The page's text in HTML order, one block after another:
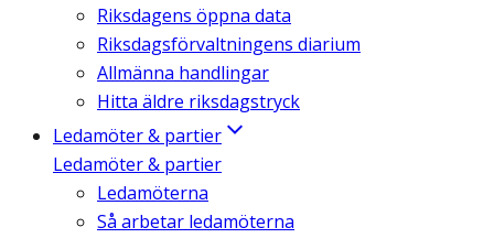
Riksdagens öppna data
Riksdagsförvaltningens diarium
Allmänna handlingar
Hitta äldre riksdagstryck
Ledamöter & partier
Ledamöter & partier
Ledamöterna
Så arbetar ledamöterna